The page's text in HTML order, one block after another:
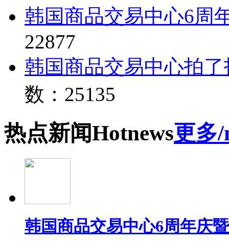
韩国商品交易中心6周
22877
韩国商品交易中心拍
数：25135
热点新闻Hotnews更多
韩国商品交易中心6周年庆